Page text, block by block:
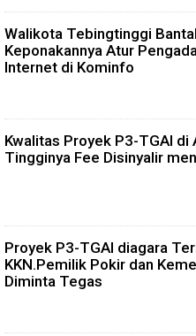
Walikota Tebingtinggi
Keponakannya Atur
Internet di Kominfo
Kwalitas Proyek P3-TGAI di
Tingginya Fee Disinyalir
Proyek P3-TGAI diagara
KKN.Pemilik Pokir dan
Diminta Tegas